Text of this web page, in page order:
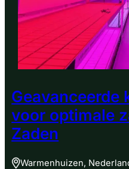
Geavanceerde
voor optimale
Zaden
Warmenhuizen,